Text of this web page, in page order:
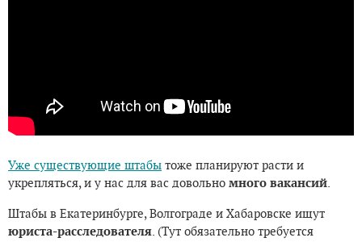
Уже существующие штабы тоже планируют расти и
укрепляться, и у нас для вас довольно много вакансий.
Штабы в Екатеринбурге, Волгограде и Хабаровске ищут
юриста-расследователя. (Тут обязательно требуется